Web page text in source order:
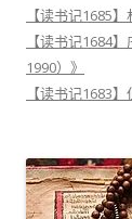
【读书记1685
【读书记1684
1990）》
【读书记1683